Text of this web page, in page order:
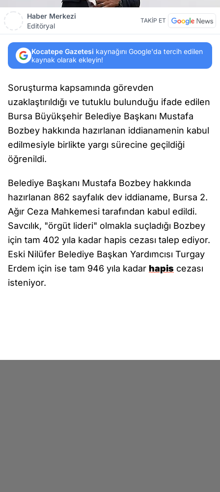
Haber Merkezi
Editöryal
TAKİP ET
Kocatepe Gazetesi kaynağını Google'da tercih edilen
kaynak olarak ekleyin!
Soruşturma kapsamında görevden
uzaklaştırıldığı ve tutuklu bulunduğu ifade edilen
Bursa Büyükşehir Belediye Başkanı Mustafa
Bozbey hakkında hazırlanan iddianamenin kabul
edilmesiyle birlikte yargı sürecine geçildiği
öğrenildi.
Belediye Başkanı Mustafa Bozbey hakkında
hazırlanan 862 sayfalık dev iddianame, Bursa 2.
Ağır Ceza Mahkemesi tarafından kabul edildi.
Savcılık, "örgüt lideri" olmakla suçladığı Bozbey
için tam 402 yıla kadar hapis cezası talep ediyor.
Eski Nilüfer Belediye Başkan Yardımcısı Turgay
Erdem için ise tam 946 yıla kadar hapis cezası
isteniyor.